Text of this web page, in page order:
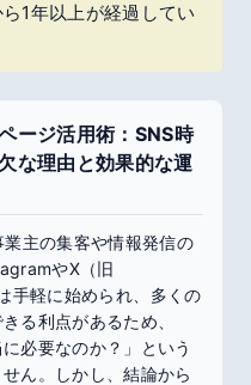
1年以上が経過してい
ージ活用術：SNS時
な理由と効果的な運
主の集客や情報発信の
やX（旧
手軽に始められ、多くの
る利点があるため、
必要なのか？」という
ん。しかし、結論から